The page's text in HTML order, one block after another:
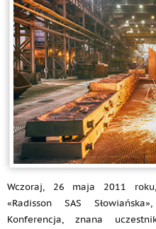
Wczoraj, 26 maja 2011
«Radisson SAS
Konferencja, znana